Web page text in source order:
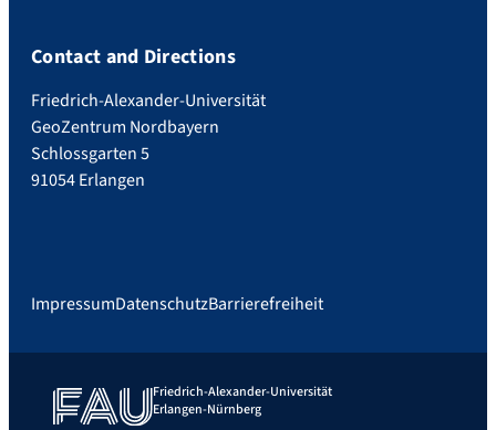
Contact and Directions
Friedrich-Alexander-Universität
GeoZentrum Nordbayern
Schlossgarten 5
91054 Erlangen
ImpressumDatenschutzBarrierefreiheit
Friedrich-Alexander-Universität
Erlangen-Nürnberg